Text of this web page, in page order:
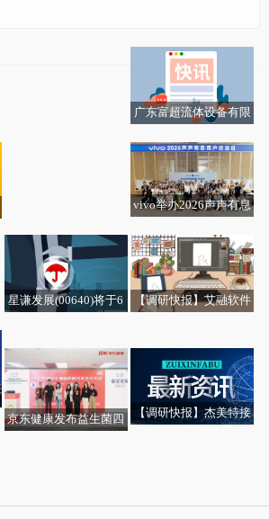
广东富超流体设备有限
万人民币|当前热议
vivo举办2026声声有息
以生态共建让科技助残
走深向实
星谦发展(00640)将于6
【调研快报】艾融软件
绩说明会的投资者调研
合计减持不超过0.54%
股份 每日报道
富路”
​京东健康发布益生菌四
【调研快报】杰美特接
调研